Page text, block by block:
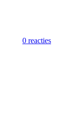
0 reacties